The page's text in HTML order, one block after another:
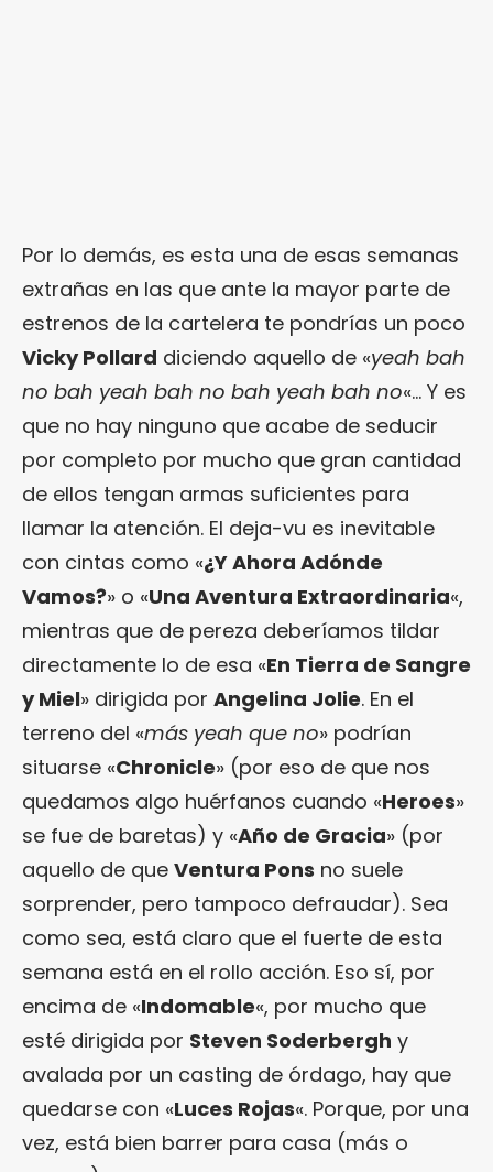
Por lo demás, es esta una de esas semanas
extrañas en las que ante la mayor parte de
estrenos de la cartelera te pondrías un poco
Vicky Pollard diciendo aquello de «yeah bah
no bah yeah bah no bah yeah bah no«… Y es
que no hay ninguno que acabe de seducir
por completo por mucho que gran cantidad
de ellos tengan armas suficientes para
llamar la atención. El deja-vu es inevitable
con cintas como «¿Y Ahora Adónde
Vamos?» o «Una Aventura Extraordinaria«,
mientras que de pereza deberíamos tildar
directamente lo de esa «En Tierra de Sangre
y Miel» dirigida por Angelina Jolie. En el
terreno del «más yeah que no» podrían
situarse «Chronicle» (por eso de que nos
quedamos algo huérfanos cuando «Heroes»
se fue de baretas) y «Año de Gracia» (por
aquello de que Ventura Pons no suele
sorprender, pero tampoco defraudar). Sea
como sea, está claro que el fuerte de esta
semana está en el rollo acción. Eso sí, por
encima de «Indomable«, por mucho que
esté dirigida por Steven Soderbergh y
avalada por un casting de órdago, hay que
quedarse con «Luces Rojas«. Porque, por una
vez, está bien barrer para casa (más o